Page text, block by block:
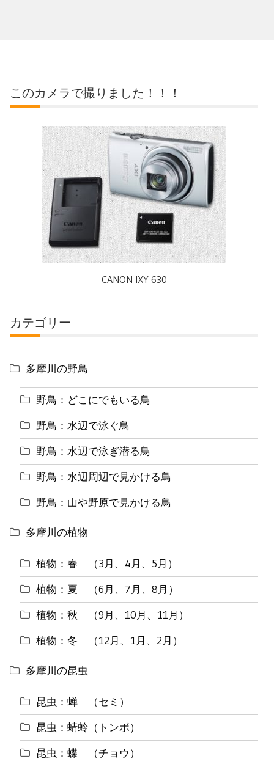
このカメラで撮りました！！！
CANON IXY 630
カテゴリー
多摩川の野鳥
野鳥：どこにでもいる鳥
野鳥：水辺で泳ぐ鳥
野鳥：水辺で泳ぎ潜る鳥
野鳥：水辺周辺で見かける鳥
野鳥：山や野原で見かける鳥
多摩川の植物
植物：春 （3月、4月、5月）
植物：夏 （6月、7月、8月）
植物：秋 （9月、10月、11月）
植物：冬 （12月、1月、2月）
多摩川の昆虫
昆虫：蝉 （セミ）
昆虫：蜻蛉（トンボ）
昆虫：蝶 （チョウ）